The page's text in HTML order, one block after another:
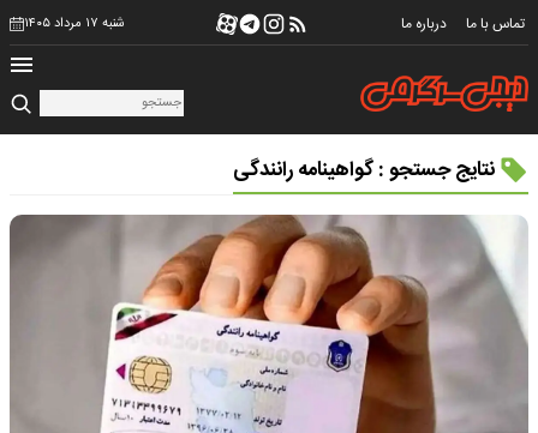
تماس با ما درباره ما شنبه ۱۷ مرداد ۱۴۰۵
نتایج جستجو : گواهینامه رانندگی